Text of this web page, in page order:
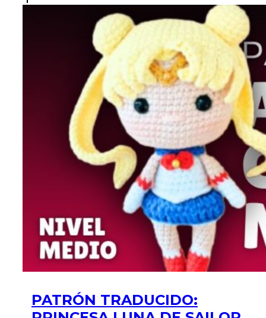
PATRÓN TRADUCIDO: